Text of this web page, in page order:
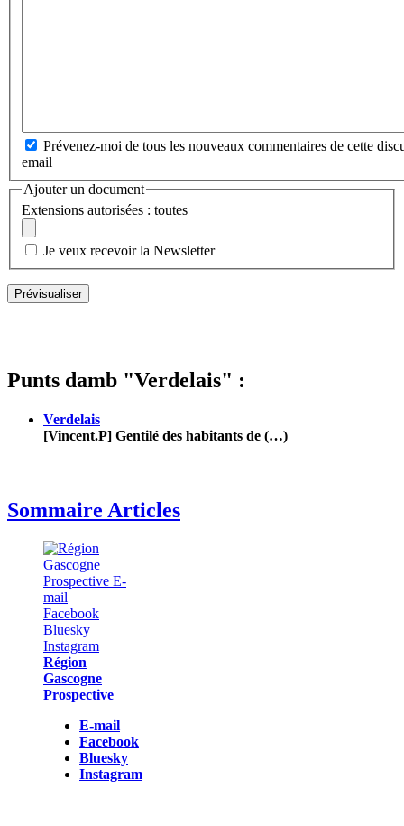
Prévenez-moi de tous les nouveaux commentaires de cette
email
Ajouter un document
Extensions autorisées : toutes
Je veux recevoir la Newsletter
Punts damb "Verdelais" :
Verdelais
[Vincent.P] Gentilé des habitants de (…)
Sommaire Articles
Région
Gascogne
Prospective
E-mail
Facebook
Bluesky
Instagram